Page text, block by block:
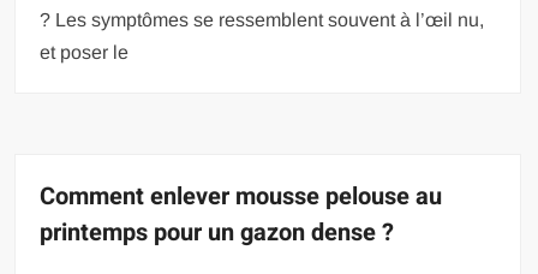
? Les symptômes se ressemblent souvent à l’œil nu,
et poser le
Comment enlever mousse pelouse au
printemps pour un gazon dense ?